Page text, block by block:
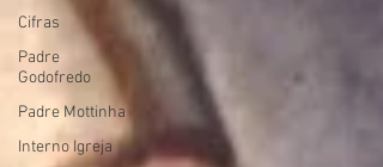
Cifras
Padre
Godofredo
Padre Mottinha
Interno Igreja